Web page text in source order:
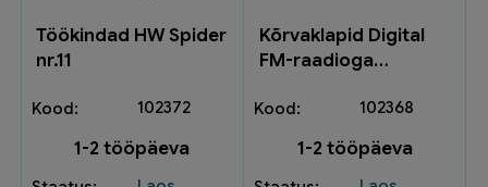
Töökindad HW Spider
nr.11
102372
1-2 tööpäeva
Kõrvaklapid Digital
FM-raadioga
102368
1-2 tööpäeva